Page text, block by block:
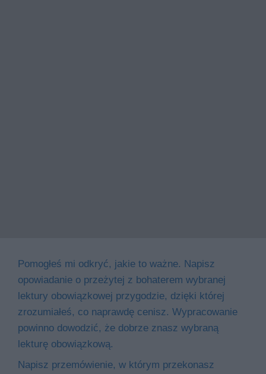
Pomogłeś mi odkryć, jakie to ważne. Napisz
opowiadanie o przeżytej z bohaterem wybranej
lektury obowiązkowej przygodzie, dzięki której
zrozumiałeś, co naprawdę cenisz. Wypracowanie
powinno dowodzić, że dobrze znasz wybraną
lekturę obowiązkową.
Napisz przemówienie, w którym przekonasz